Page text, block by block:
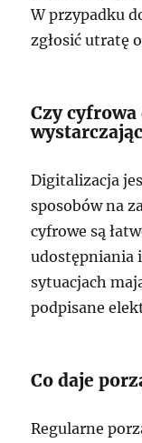
W przypadku
zgłosić utratę
Czy
Digitalizacja
sposobów na
cyfrowe są
udostępniania
sytuacjach
podpisane
Co daje
Regularne